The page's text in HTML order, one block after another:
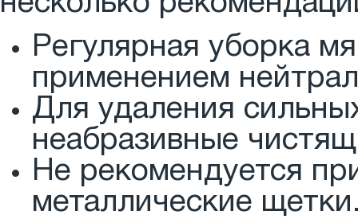
Регулярная уборка
применением
Для удаления
неабразивные
Не рекомендуется
металлические